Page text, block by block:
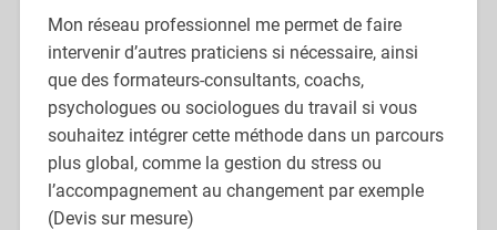
Mon réseau professionnel me permet de faire
intervenir d’autres praticiens si nécessaire, ainsi
que des formateurs-consultants, coachs,
psychologues ou sociologues du travail si vous
souhaitez intégrer cette méthode dans un parcours
plus global, comme la gestion du stress ou
l’accompagnement au changement par exemple
(Devis sur mesure)